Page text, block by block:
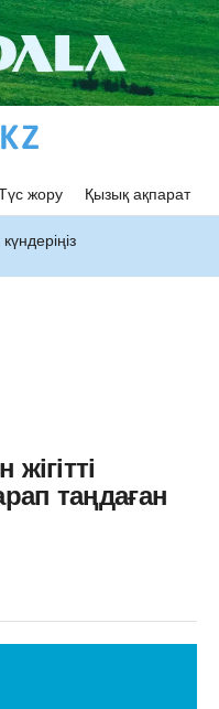
жору Қызық ақпарат
таңдаған